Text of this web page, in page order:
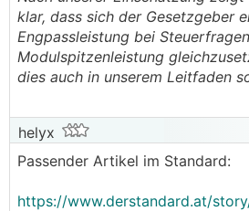
klar, dass sich der Gesetzgeber
Engpassleistung bei
Modulspitzenleistung
dies auch in unserem Leitfaden
helyx
Passender Artikel im Standard:
https://www.derstandard.at/